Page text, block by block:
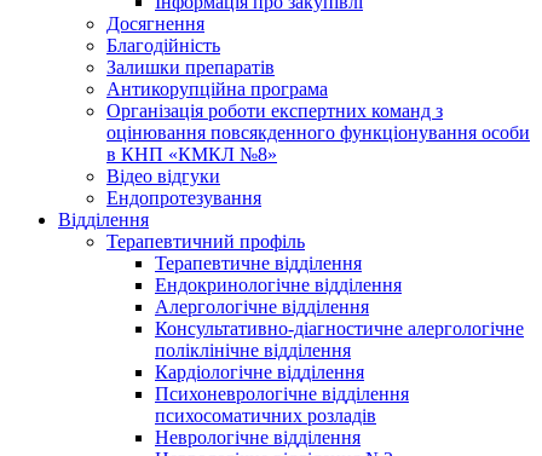
Досягнення
Благодійність
Залишки препаратів
Антикорупційна програма
Організація роботи експертних команд з
оцінювання повсякденного функціонування особи
в КНП «КМКЛ №8»
Відео відгуки
Ендопротезування
Відділення
Терапевтичний профіль
Терапевтичне відділення
Ендокринологічне відділення
Алергологічне відділення
Консультативно-діагностичне алергологічне
поліклінічне відділення
Кардіологічне відділення
Психоневрологічне відділення
психосоматичних розладів
Неврологічне відділення